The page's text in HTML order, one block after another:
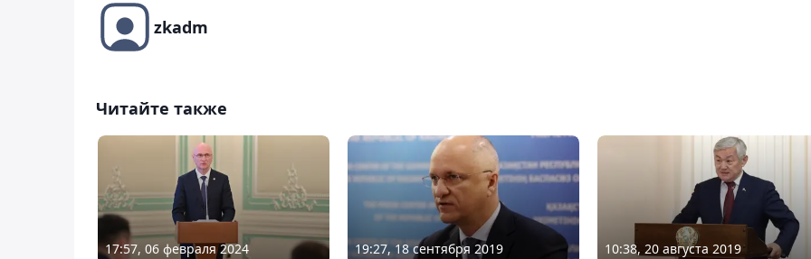
zkadm
Читайте также
17:57, 06 февраля 2024 19:27, 18 сентября 2019 10:38, 20 августа 2019